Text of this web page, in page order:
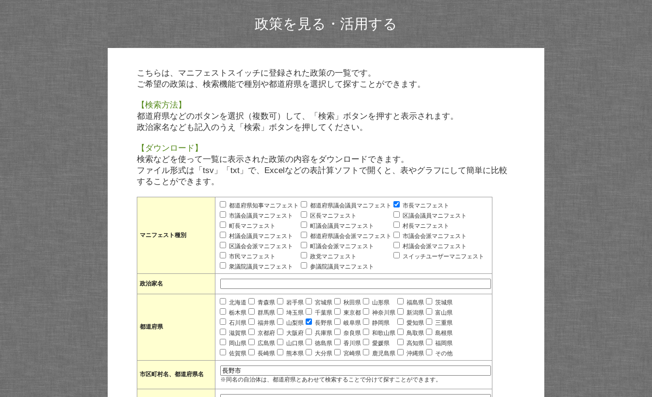
政策を見る・活用する
こちらは、マニフェストスイッチに登録された政策の一覧です。
ご希望の政策は、検索機能で種別や都道府県を選択して探すことができます。
【検索方法】
都道府県などのボタンを選択（複数可）して、「検索」ボタンを押すと表示されます。
政治家名なども記入のうえ「検索」ボタンを押してください。
【ダウンロード】
検索などを使って一覧に表示された政策の内容をダウンロードできます。
ファイル形式は「tsv」「txt」で、Excelなどの表計算ソフトで開くと、表やグラフにして簡単に比較
することができます。
マニフェスト種別
都道府県知事マニフェスト 都道府県議会議員マニフェスト
市長マニフェスト
市議会議員マニフェスト
区長マニフェスト
区議会議員マニフェスト
町長マニフェスト
町議会議員マニフェスト
村長マニフェスト
村議会議員マニフェスト
都道府県議会会派マニフェスト
市議会会派マニフェスト
区議会会派マニフェスト
町議会会派マニフェスト
村議会会派マニフェスト
市民マニフェスト
政党マニフェスト
スイッチユーザーマニフェスト
衆議院議員マニフェスト
参議院議員マニフェスト
政治家名
都道府県
北海道 青森県 岩手県 宮城県 秋田県 山形県 福島県
茨城県
栃木県
群馬県 埼玉県 千葉県 東京都 神奈川県 新潟県
富山県
石川県
福井県 山梨県 長野県 岐阜県 静岡県 愛知県
三重県
滋賀県
京都府 大阪府 兵庫県 奈良県 和歌山県 鳥取県
島根県
岡山県
広島県 山口県 徳島県 香川県 愛媛県 高知県
福岡県
佐賀県
長崎県 熊本県 大分県 宮崎県 鹿児島県 沖縄県 その他
市区町村名、都道府県名
※同名の自治体は、都道府県とあわせて検索することで分けて探すことができます。